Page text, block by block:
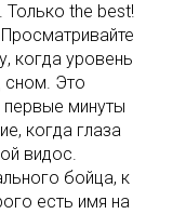
Только the best!
когда уровень
сном. Это
минуты
когда глаза
видос.
бойца, к
есть имя на